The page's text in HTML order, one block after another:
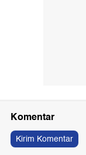
Komentar
Kirim Komentar